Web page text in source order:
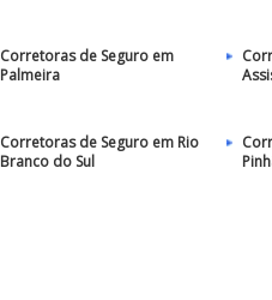
Corretoras de Seguro em
Palmeira
Corretoras de Seguro em Rio
Branco do Sul